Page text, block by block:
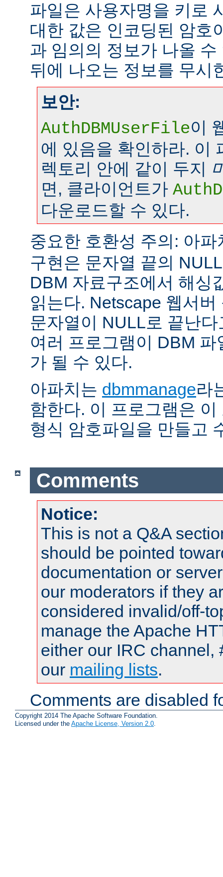
파일은 사용자명을 키로
대한 값은 인코딩된 암호
과 임의의 정보가 나올
뒤에 나오는 정보를 무시
보안:
AuthDBMUserFile이
에 있음을 확인하라. 이
렉토리 안에 같이 두지
면, 클라이언트가
다운로드할 수 있다.
중요한 호환성 주의: 아
구현은 문자열 끝의
DBM 자료구조에서 해싱
읽는다. Netscape 웹서
문자열이 NULL로 끝난
여러 프로그램이 DBM
가 될 수 있다.
아파치는 dbmmanage라
함한다. 이 프로그램은
형식 암호파일을 만들고
Comments
Notice:
This is not a Q&A
should be pointed
documentation or
our moderators if they
considered invalid/off-
manage the Apache
either our IRC channel,
our mailing lists.
Comments are disabled
Copyright 2014 The Apache Software Foundation.
Licensed under the Apache License, Version 2.0.